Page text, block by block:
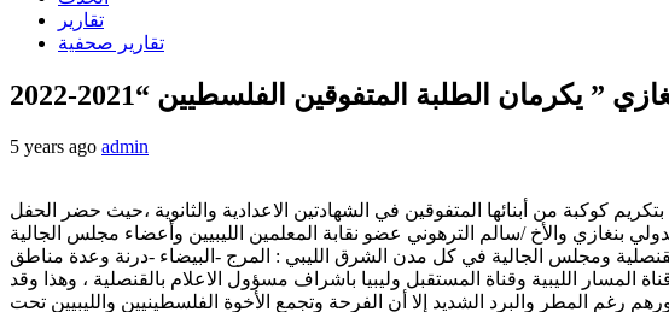
تقارير
تقارير صحفية
يكرمان الطلبة المتفوقين الفلسطيين “2021-2022
5 years ago admin
كوكبة من أبنائها المتفوقين في الشهادتين الاعدادية والثانوية ،حيث حضر الحفل
بنغازي والأخ /سالم الترهوني عضو نقابة المعلمين الليبيين وأعضاء مجلس الجالية
ومجلس الجالية في كل مدن الشرق الليبي : المرج -البيضاء -درنة وعدة مناطق
المسار الليبية وقناة المستقبل وليبيا باشراف مسؤول الاعلام بالقنصلية ، وهذا وقد
رغم المطر والبرد الشديد إلا أن الفرحة وتجمع الأخوة الفلسطينيين والليبيين تحت